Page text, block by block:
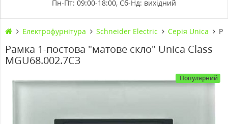
Пн-Пт: 09:00-18:00, Сб-Нд: вихідний
Електрофурнітура Schneider Electric Cерія Unica
Рамка 1-постова "матове скло" Unica Class
MGU68.002.7C3
Популярний